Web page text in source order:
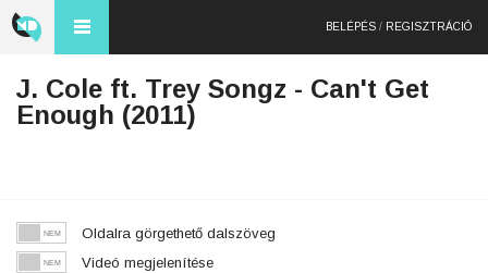
BELÉPÉS / REGISZTRÁCIÓ
J. Cole ft. Trey Songz - Can't Get
Enough (2011)
Oldalra görgethető dalszöveg
Videó megjelenítése